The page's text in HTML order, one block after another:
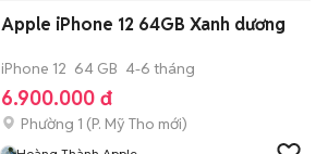
Apple iPhone 12 64GB Xanh dương
iPhone 12 64 GB 4-6 tháng
6.900.000 đ
Phường 1 (P. Mỹ Tho mới)